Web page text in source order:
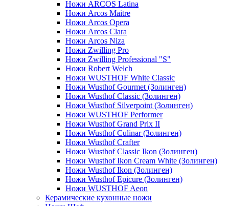
Ножи ARCOS Latina
Ножи Arcos Maitre
Ножи Arcos Opera
Ножи Arcos Clara
Ножи Arcos Niza
Ножи Zwilling Pro
Ножи Zwilling Professional "S"
Ножи Robert Welch
Ножи WUSTHOF White Classic
Ножи Wusthof Gourmet (Золинген)
Ножи Wusthof Classic (Золинген)
Ножи Wusthof Silverpoint (Золинген)
Ножи WUSTHOF Performer
Ножи Wusthof Grand Prix II
Ножи Wusthof Culinar (Золинген)
Ножи Wusthof Crafter
Ножи Wusthof Classic Ikon (Золинген)
Ножи Wusthof Ikon Cream White (Золинген)
Ножи Wusthof Ikon (Золинген)
Ножи Wusthof Epicure (Золинген)
Ножи WUSTHOF Aeon
Керамические кухонные ножи